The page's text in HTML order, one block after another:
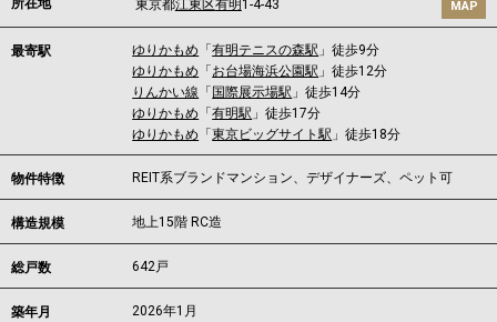
所在地 東京都江東区有明 1-4-43 MAP
最寄駅 ゆりかもめ 「有明テニスの森駅 」徒歩9分
ゆりかもめ 「 お台場海浜公園駅 」徒歩12分
りんかい線 「 国際展示場駅 」徒歩14分
ゆりかもめ 「有明駅 」徒歩17分
ゆりかもめ 「東京ビッグサイト駅 」徒歩18分
物件特徴 REIT系ブランドマンション、デザイナーズ、ペット可
構造規模 地上15階 RC造
総戸数 642戸
築年月 2026年1月